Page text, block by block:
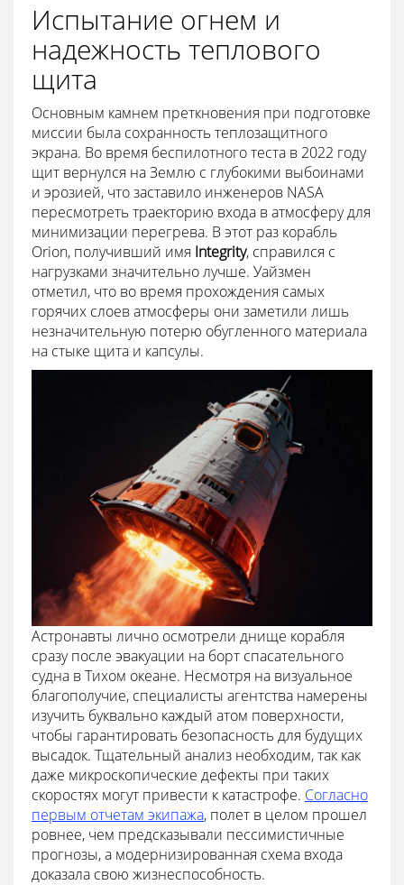
Испытание огнем и
надежность теплового
щита
Основным камнем преткновения при подготовке
миссии была сохранность теплозащитного
экрана. Во время беспилотного теста в 2022 году
щит вернулся на Землю с глубокими выбоинами
и эрозией, что заставило инженеров NASA
пересмотреть траекторию входа в атмосферу для
минимизации перегрева. В этот раз корабль
Orion, получивший имя Integrity, справился с
нагрузками значительно лучше. Уайзмен
отметил, что во время прохождения самых
горячих слоев атмосферы они заметили лишь
незначительную потерю обугленного материала
на стыке щита и капсулы.
Астронавты лично осмотрели днище корабля
сразу после эвакуации на борт спасательного
судна в Тихом океане. Несмотря на визуальное
благополучие, специалисты агентства намерены
изучить буквально каждый атом поверхности,
чтобы гарантировать безопасность для будущих
высадок. Тщательный анализ необходим, так как
даже микроскопические дефекты при таких
скоростях могут привести к катастрофе. Согласно
первым отчетам экипажа, полет в целом прошел
ровнее, чем предсказывали пессимистичные
прогнозы, а модернизированная схема входа
доказала свою жизнеспособность.